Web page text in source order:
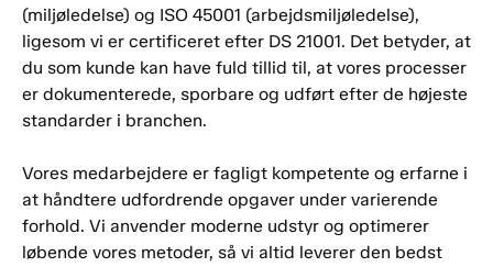
(miljøledelse) og ISO 45001 (arbejdsmiljøledelse),
ligesom vi er certificeret efter DS 21001. Det betyder, at
du som kunde kan have fuld tillid til, at vores processer
er dokumenterede, sporbare og udført efter de højeste
standarder i branchen.
Vores medarbejdere er fagligt kompetente og erfarne i
at håndtere udfordrende opgaver under varierende
forhold. Vi anvender moderne udstyr og optimerer
løbende vores metoder, så vi altid leverer den bedst